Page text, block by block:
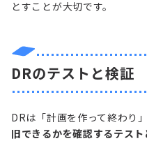
とすことが大切です。
DRのテストと検証
DRは「計画を作って終わり
旧できるかを確認するテス